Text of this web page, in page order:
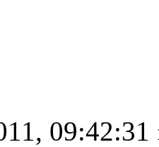
09:42:31